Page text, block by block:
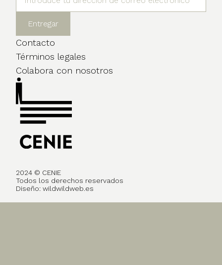
Contacto
Términos legales
Colabora con nosotros
2024 © CENIE
Todos los derechos reservados
Diseño: wildwildweb.es